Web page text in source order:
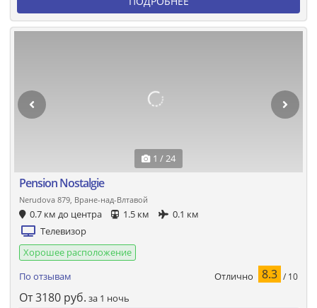
1 / 24
Pension Nostalgie
Nerudova 879, Вране-над-Влтавой
0.7 км до центра 1.5 км
0.1 км
Телевизор
Хорошее расположение
По отзывам
Отлично 8.3 / 10
От3180 руб. за 1 ночь